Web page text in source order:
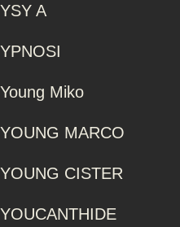
YSY A
YPNOSI
Young Miko
YOUNG MARCO
YOUNG CISTER
YOUCANTHIDE